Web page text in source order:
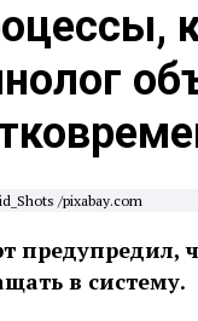
/pixabay.com
предупредил,
в систему.